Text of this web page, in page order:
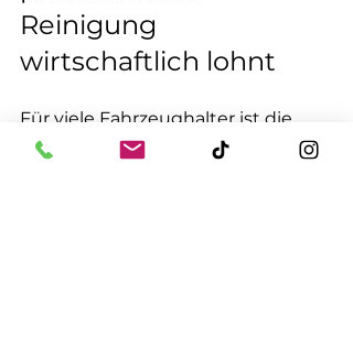
Reinigung
wirtschaftlich lohnt
Für viele Fahrzeughalter ist die
Kostenfrage zentral. Ein neuer